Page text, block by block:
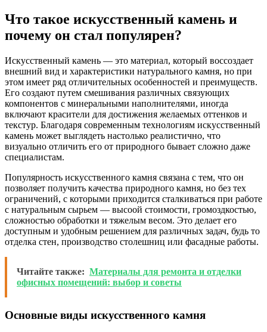
Что такое искусственный камень и
почему он стал популярен?
Искусственный камень — это материал, который воссоздает
внешний вид и характеристики натурального камня, но при
этом имеет ряд отличительных особенностей и преимуществ.
Его создают путем смешивания различных связующих
компонентов с минеральными наполнителями, иногда
включают красители для достижения желаемых оттенков и
текстур. Благодаря современным технологиям искусственный
камень может выглядеть настолько реалистично, что
визуально отличить его от природного бывает сложно даже
специалистам.
Популярность искусственного камня связана с тем, что он
позволяет получить качества природного камня, но без тех
ограничений, с которыми приходится сталкиваться при работе
с натуральным сырьем — высоой стоимости, громоздкостью,
сложностью обработки и тяжелым весом. Это делает его
доступным и удобным решением для различных задач, будь то
отделка стен, производство столешниц или фасадные работы.
Читайте также: Материалы для ремонта и отделки
офисных помещений: выбор и советы
Основные виды искусственного камня